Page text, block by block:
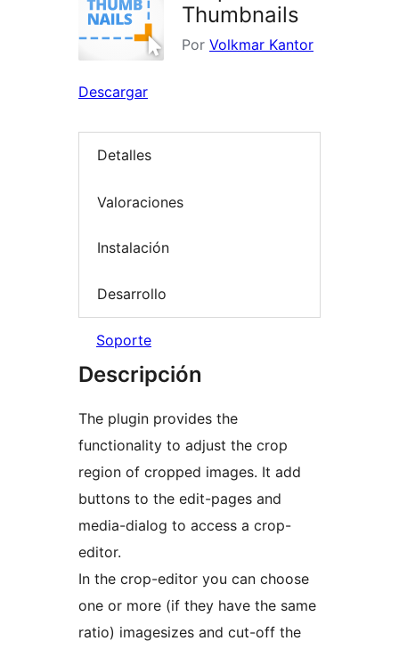
Thumbnails
Por Volkmar Kantor
Descargar
Detalles
Valoraciones
Instalación
Desarrollo
Soporte
Descripción
The plugin provides the
functionality to adjust the crop
region of cropped images. It add
buttons to the edit-pages and
media-dialog to access a crop-
editor.
In the crop-editor you can choose
one or more (if they have the same
ratio) imagesizes and cut-off the